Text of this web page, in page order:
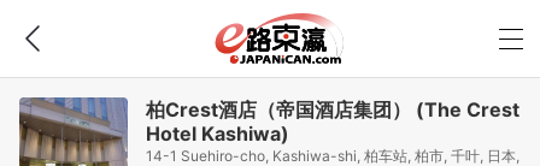
柏Crest酒店（帝国酒店集团） (The Crest
Hotel Kashiwa)
14-1 Suehiro-cho, Kashiwa-shi, 柏车站, 柏市, 千叶, 日本,